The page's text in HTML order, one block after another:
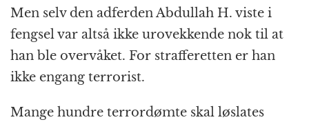
Men selv den adferden Abdullah H. viste i
fengsel var altså ikke urovekkende nok til at
han ble overvåket. For strafferetten er han
ikke engang terrorist.
Mange hundre terrordømte skal løslates